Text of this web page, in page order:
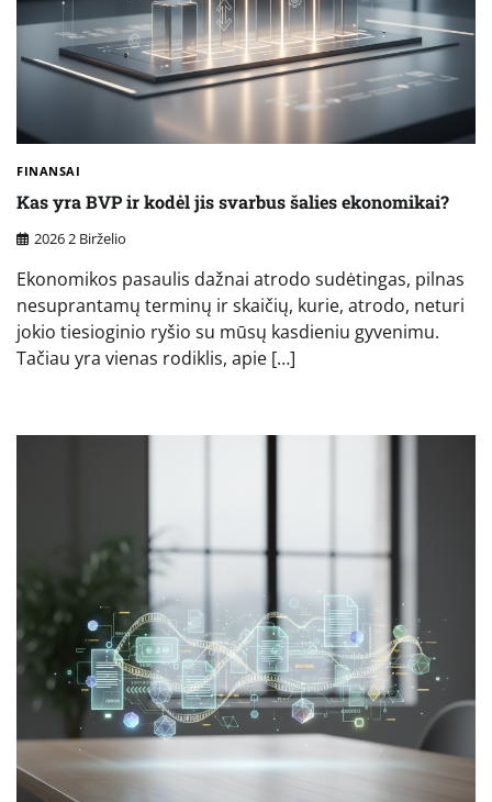
FINANSAI
Kas yra BVP ir kodėl jis svarbus šalies ekonomikai?
2026 2 Birželio
Ekonomikos pasaulis dažnai atrodo sudėtingas, pilnas
nesuprantamų terminų ir skaičių, kurie, atrodo, neturi
jokio tiesioginio ryšio su mūsų kasdieniu gyvenimu.
Tačiau yra vienas rodiklis, apie […]